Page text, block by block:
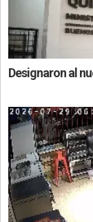
Designaron al